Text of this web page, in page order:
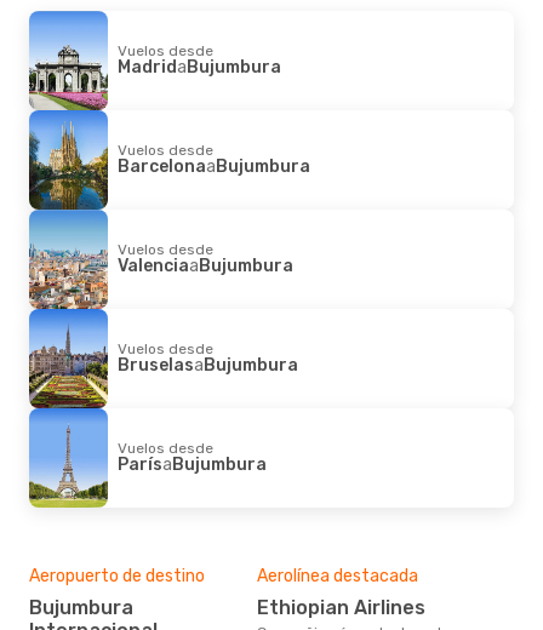
Vuelos desde
MadridaBujumbura
Vuelos desde
BarcelonaaBujumbura
Vuelos desde
ValenciaaBujumbura
Vuelos desde
BruselasaBujumbura
Vuelos desde
ParísaBujumbura
Aeropuerto de destino
Bujumbura
Aerolínea destacada
Ethiopian Airlines